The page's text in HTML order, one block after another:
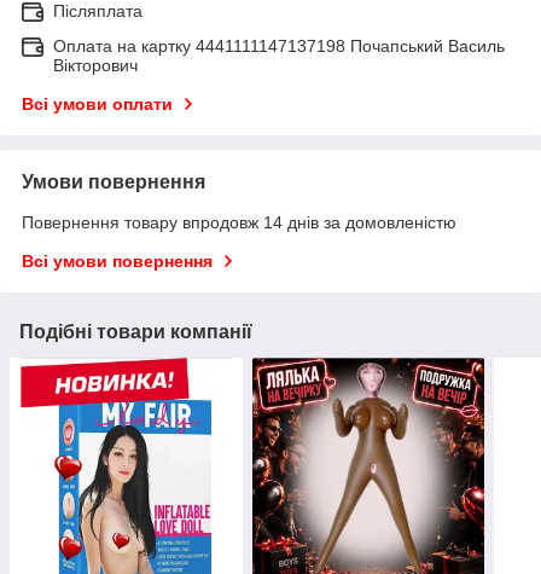
Післяплата
Оплата на картку 4441111147137198 Почапський Василь
Вікторович
Всі умови оплати
Умови повернення
Повернення товару впродовж 14 днів за домовленістю
Всі умови повернення
Подібні товари компанії